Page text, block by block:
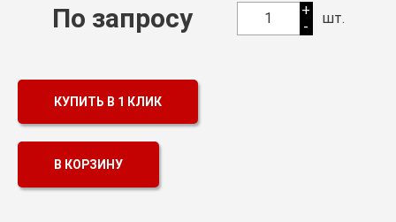
Цепи
По запросу 1
+
-
шт.
КУПИТЬ В 1 КЛИК
В КОРЗИНУ